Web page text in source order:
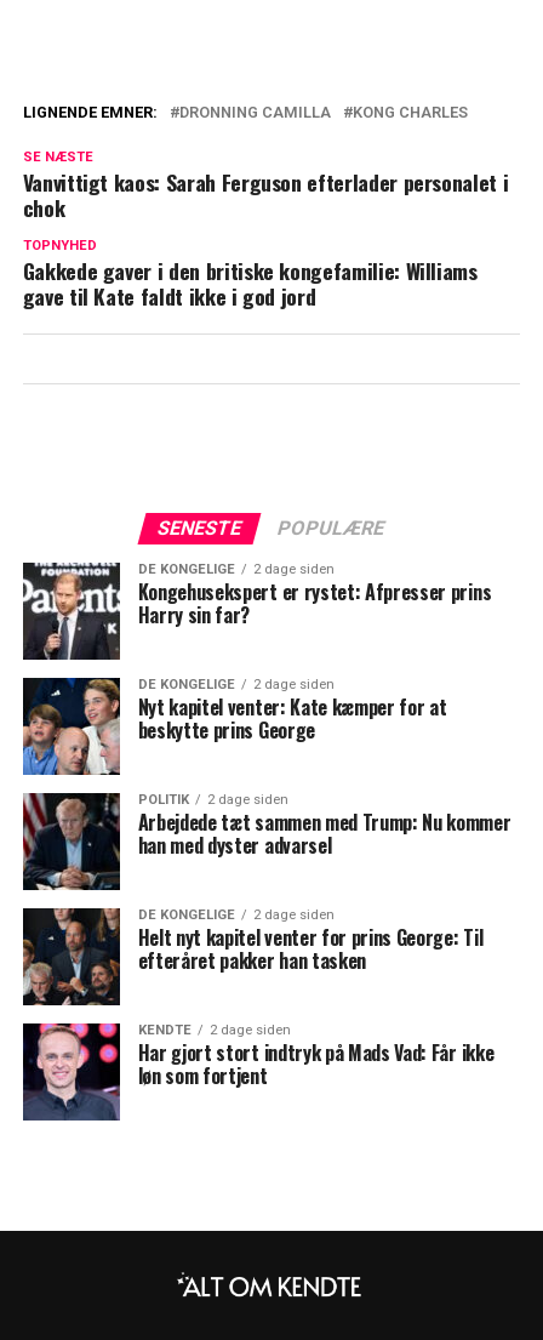
af kongefamilien nægter
de er på tur
LIGNENDE EMNER: DRONNING CAMILLA KONG CHARLES
SE NÆSTE
Vanvittigt kaos: Sarah Ferguson efterlader personalet i
chok
TOPNYHED
Gakkede gaver i den britiske kongefamilie: Williams
gave til Kate faldt ikke i god jord
SENESTE POPULÆRE
DE KONGELIGE 2 dage siden
Kongehusekspert er rystet: Afpresser prins
Harry sin far?
DE KONGELIGE 2 dage siden
Nyt kapitel venter: Kate kæmper for at
beskytte prins George
POLITIK 2 dage siden
Arbejdede tæt sammen med Trump: Nu kommer
han med dyster advarsel
DE KONGELIGE 2 dage siden
Helt nyt kapitel venter for prins George: Til
efteråret pakker han tasken
KENDTE 2 dage siden
Har gjort stort indtryk på Mads Vad: Får ikke
løn som fortjent